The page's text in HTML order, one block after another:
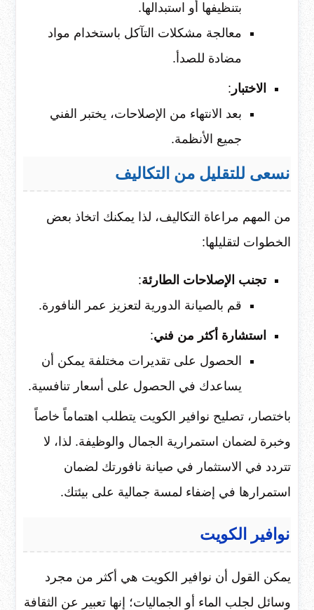
بتنظيفها أو استبدالها.
معالجة مشكلات التآكل باستخدام مواد
مضادة للصدأ.
الاختبار :
بعد الانتهاء من الإصلاحات، يختبر الفني
جميع الأنظمة.
نسعى للتقليل من التكاليف
من المهم مراعاة التكاليف، لذا يمكنك اتخاذ بعض
الخطوات لتقليلها:
تجنب الإصلاحات الطارئة:
قم بالصيانة الدورية لتعزيز عمر النافورة.
استشارة أكثر من فني:
الحصول على تقديرات مختلفة يمكن أن
يساعدك في الحصول على أسعار تنافسية.
باختصار، تصليح نوافير الكويت يتطلب اهتماماً خاصاً
وخبرة لضمان استمرارية الجمال والوظيفة. لذا، لا
تتردد في الاستثمار في صيانة نافورتك لضمان
استمرارها في إضفاء لمسة جمالية على بيئتك.
نوافير الكويت
يمكن القول أن نوافير الكويت هي أكثر من مجرد
وسائل لجلب الماء أو الجماليات؛ إنها تعبير عن الثقافة